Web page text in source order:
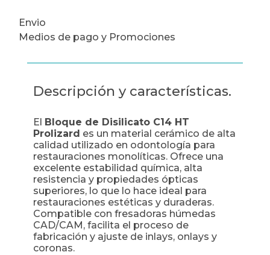
Envio
Medios de pago y Promociones
Descripción y características.
El Bloque de Disilicato C14 HT
Prolizard es un material cerámico de alta
calidad utilizado en odontología para
restauraciones monolíticas. Ofrece una
excelente estabilidad química, alta
resistencia y propiedades ópticas
superiores, lo que lo hace ideal para
restauraciones estéticas y duraderas.
Compatible con fresadoras húmedas
CAD/CAM, facilita el proceso de
fabricación y ajuste de inlays, onlays y
coronas.